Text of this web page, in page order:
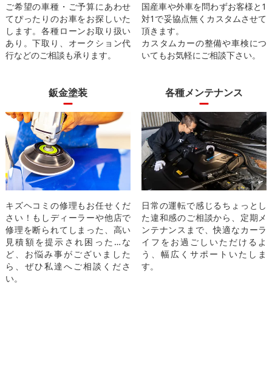
ご希望の車種・ご予算にあわせ
てぴったりのお車をお探しいた
します。各種ローンお取り扱い
あり。下取り、オークション代
行などのご相談も承ります。
国産車や外車を問わずお客様と1
対1で妥協点無くカスタムさせて
頂きます。
カスタムカーの整備や車検につ
いてもお気軽にご相談下さい。
鈑金塗装
キズヘコミの修理もお任せくだ
さい！もしディーラーや他店で
修理を断られてしまった、高い
見積額を提示され困った…な
ど、お悩み事がございました
ら、ぜひ私達へご相談くださ
い。
各種メンテナンス
日常の運転で感じるちょっとし
た違和感のご相談から、定期メ
ンテナンスまで、快適なカーラ
イフをお過ごしいただけるよ
う、幅広くサポートいたしま
す。